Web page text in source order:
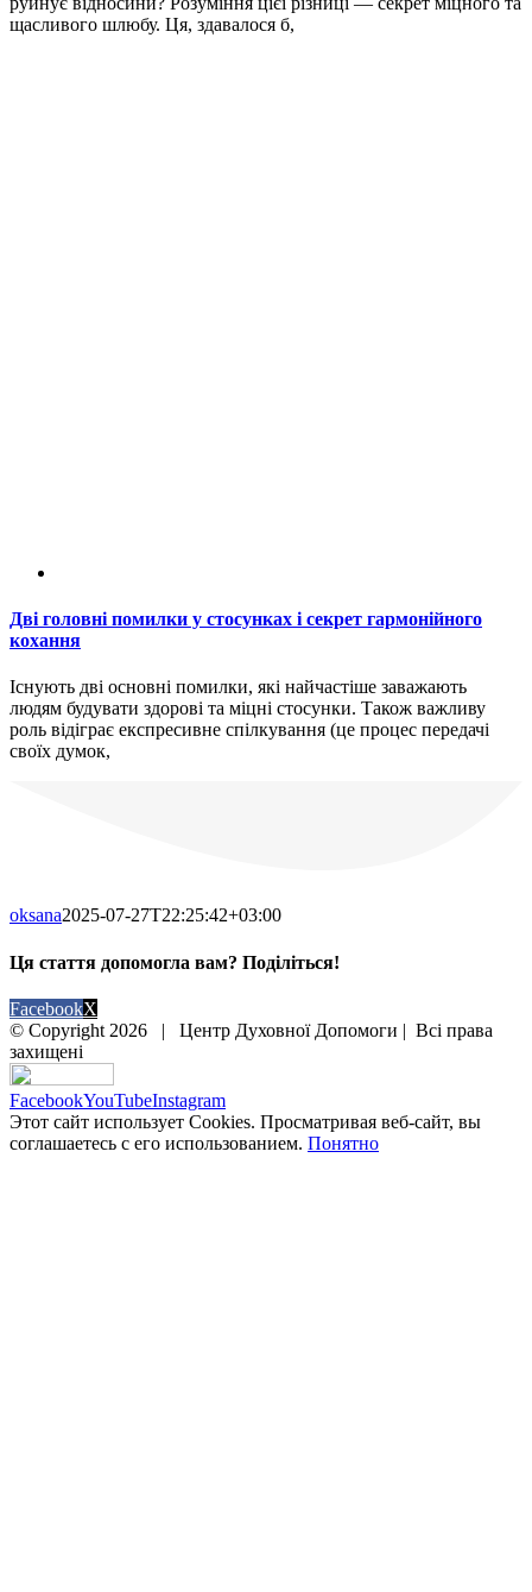
щасливого шлюбу. Ця, здавалося б,
Дві головні помилки у стосунках і секрет гармонійного
кохання
Існують дві основні помилки, які найчастіше заважають
людям будувати здорові та міцні стосунки. Також важливу
роль відіграє експресивне спілкування (це процес передачі
своїх думок,
oksana2025-07-27T22:25:42+03:00
Ця стаття допомогла вам? Поділіться!
FacebookX
© Copyright 2026 | Центр Духовної Допомоги | Всі права
захищені
FacebookYouTubeInstagram
Этот сайт использует Cookies. Просматривая веб-сайт, вы
соглашаетесь с его использованием. Понятно